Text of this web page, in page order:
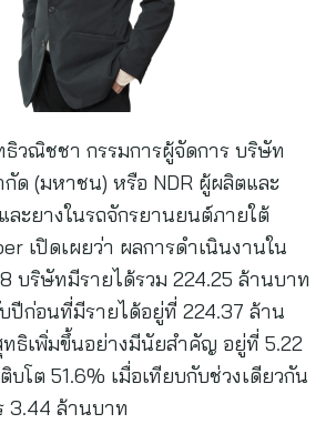
วณิชชา กรรมการผู้จัดการ บริษัท
กัด (มหาชน) หรือ NDR ผู้ผลิตและ
ะยางในรถจักรยานยนต์ภายใต้
เปิดเผยว่า ผลการดำเนินงานใน
บริษัทมีรายได้รวม 224.25 ล้านบาท
ปีก่อนที่มีรายได้อยู่ที่ 224.37 ล้าน
ธิเพิ่มขึ้นอย่างมีนัยสำคัญ อยู่ที่ 5.22
โต 51.6% เมื่อเทียบกับช่วงเดียวกัน
3.44 ล้านบาท